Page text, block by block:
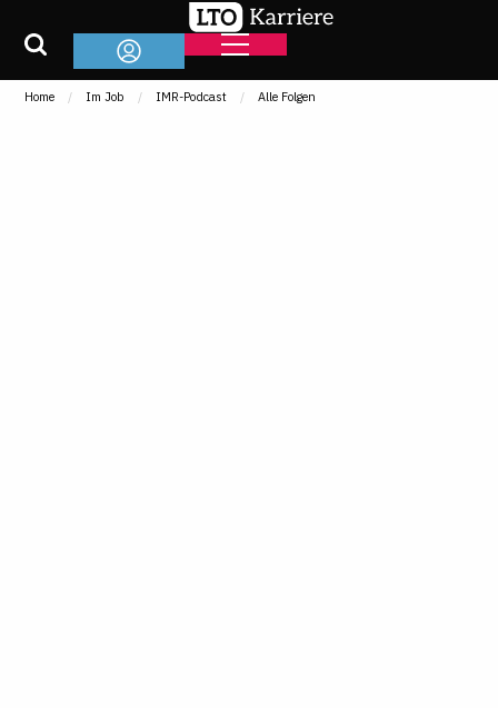
Home Im Job IMR-Podcast Alle Folgen